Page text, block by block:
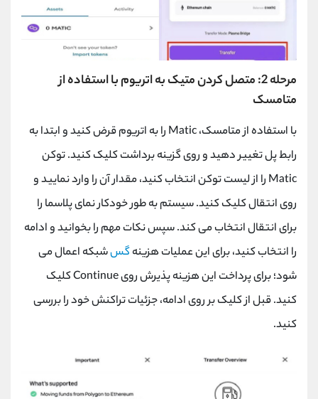
مرحله 2: متصل کردن متیک به اتریوم با استفاده از
متامسک
با استفاده از متامسک،Matic را به اتریوم قرض کنید و ابتدا به
رابط پل تغییر دهید و روی گزینه برداشت کلیک کنید. توکن
Matic را از لیست توکن انتخاب کنید، مقدار آن را وارد نمایید و
روی انتقال کلیک کنید. سیستم به طور خودکار نمای پلاسما را
برای انتقال انتخاب می کند. سپس نکات مهم را بخوانید و ادامه
را انتخاب کنید، برای این عملیات هزینهگسشبکه اعمال می
شود؛ برای پرداخت این هزینه پذیرش رویContinueکلیک
کنید. قبل از کلیک بر روی ادامه، جزئیات تراکنش خود را بررسی
کنید.